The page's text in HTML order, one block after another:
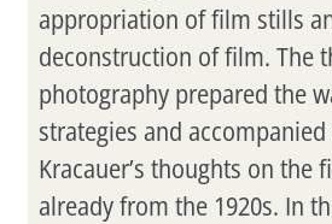
appropriation of film stills
deconstruction of film. The
photography prepared the
strategies and
Kracauer’s thoughts on the
already from the 1920s. In